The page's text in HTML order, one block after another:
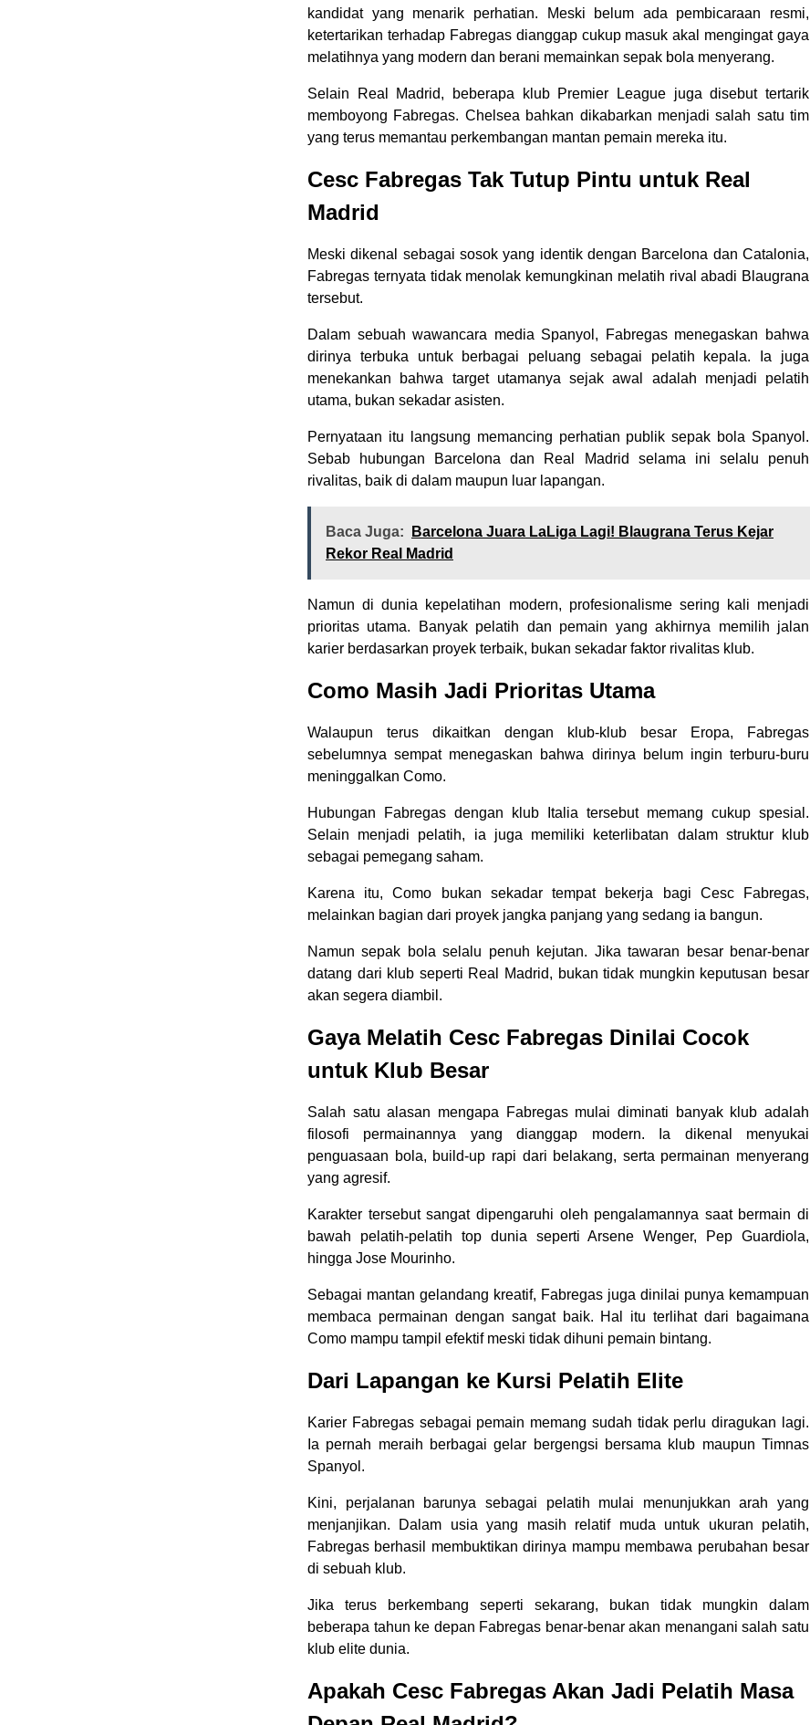
kandidat yang menarik perhatian. Meski belum ada pembicaraan resmi,
ketertarikan terhadap Fabregas dianggap cukup masuk akal mengingat gaya
melatihnya yang modern dan berani memainkan sepak bola menyerang.
Selain Real Madrid, beberapa klub Premier League juga disebut tertarik
memboyong Fabregas. Chelsea bahkan dikabarkan menjadi salah satu tim
yang terus memantau perkembangan mantan pemain mereka itu.
Cesc Fabregas Tak Tutup Pintu untuk Real
Madrid
Meski dikenal sebagai sosok yang identik dengan Barcelona dan Catalonia,
Fabregas ternyata tidak menolak kemungkinan melatih rival abadi Blaugrana
tersebut.
Dalam sebuah wawancara media Spanyol, Fabregas menegaskan bahwa
dirinya terbuka untuk berbagai peluang sebagai pelatih kepala. Ia juga
menekankan bahwa target utamanya sejak awal adalah menjadi pelatih
utama, bukan sekadar asisten.
Pernyataan itu langsung memancing perhatian publik sepak bola Spanyol.
Sebab hubungan Barcelona dan Real Madrid selama ini selalu penuh
rivalitas, baik di dalam maupun luar lapangan.
Baca Juga:
Barcelona Juara LaLiga Lagi! Blaugrana Terus Kejar
Rekor Real Madrid
Namun di dunia kepelatihan modern, profesionalisme sering kali menjadi
prioritas utama. Banyak pelatih dan pemain yang akhirnya memilih jalan
karier berdasarkan proyek terbaik, bukan sekadar faktor rivalitas klub.
Como Masih Jadi Prioritas Utama
Walaupun terus dikaitkan dengan klub-klub besar Eropa, Fabregas
sebelumnya sempat menegaskan bahwa dirinya belum ingin terburu-buru
meninggalkan Como.
Hubungan Fabregas dengan klub Italia tersebut memang cukup spesial.
Selain menjadi pelatih, ia juga memiliki keterlibatan dalam struktur klub
sebagai pemegang saham.
Karena itu, Como bukan sekadar tempat bekerja bagi Cesc Fabregas,
melainkan bagian dari proyek jangka panjang yang sedang ia bangun.
Namun sepak bola selalu penuh kejutan. Jika tawaran besar benar-benar
datang dari klub seperti Real Madrid, bukan tidak mungkin keputusan besar
akan segera diambil.
Gaya Melatih Cesc Fabregas Dinilai Cocok
untuk Klub Besar
Salah satu alasan mengapa Fabregas mulai diminati banyak klub adalah
filosofi permainannya yang dianggap modern. Ia dikenal menyukai
penguasaan bola, build-up rapi dari belakang, serta permainan menyerang
yang agresif.
Karakter tersebut sangat dipengaruhi oleh pengalamannya saat bermain di
bawah pelatih-pelatih top dunia seperti Arsene Wenger, Pep Guardiola,
hingga Jose Mourinho.
Sebagai mantan gelandang kreatif, Fabregas juga dinilai punya kemampuan
membaca permainan dengan sangat baik. Hal itu terlihat dari bagaimana
Como mampu tampil efektif meski tidak dihuni pemain bintang.
Dari Lapangan ke Kursi Pelatih Elite
Karier Fabregas sebagai pemain memang sudah tidak perlu diragukan lagi.
Ia pernah meraih berbagai gelar bergengsi bersama klub maupun Timnas
Spanyol.
Kini, perjalanan barunya sebagai pelatih mulai menunjukkan arah yang
menjanjikan. Dalam usia yang masih relatif muda untuk ukuran pelatih,
Fabregas berhasil membuktikan dirinya mampu membawa perubahan besar
di sebuah klub.
Jika terus berkembang seperti sekarang, bukan tidak mungkin dalam
beberapa tahun ke depan Fabregas benar-benar akan menangani salah satu
klub elite dunia.
Apakah Cesc Fabregas Akan Jadi Pelatih Masa